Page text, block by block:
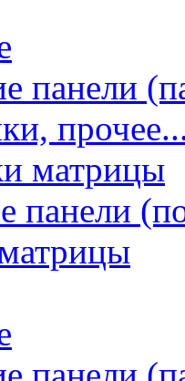
панели
матрицы
панели